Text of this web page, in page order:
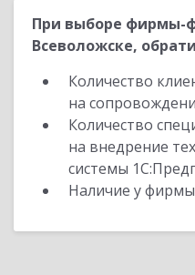
При выборе фирмы-
Всеволожске,
Количество
на
Количество
на внедрение
системы
Наличие у фирмы